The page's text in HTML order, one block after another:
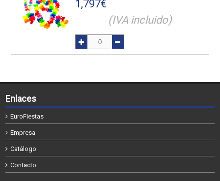
1,797€
(IVA incluido)
Enlaces
EuroFiestas
Empresa
Catálogo
Contacto